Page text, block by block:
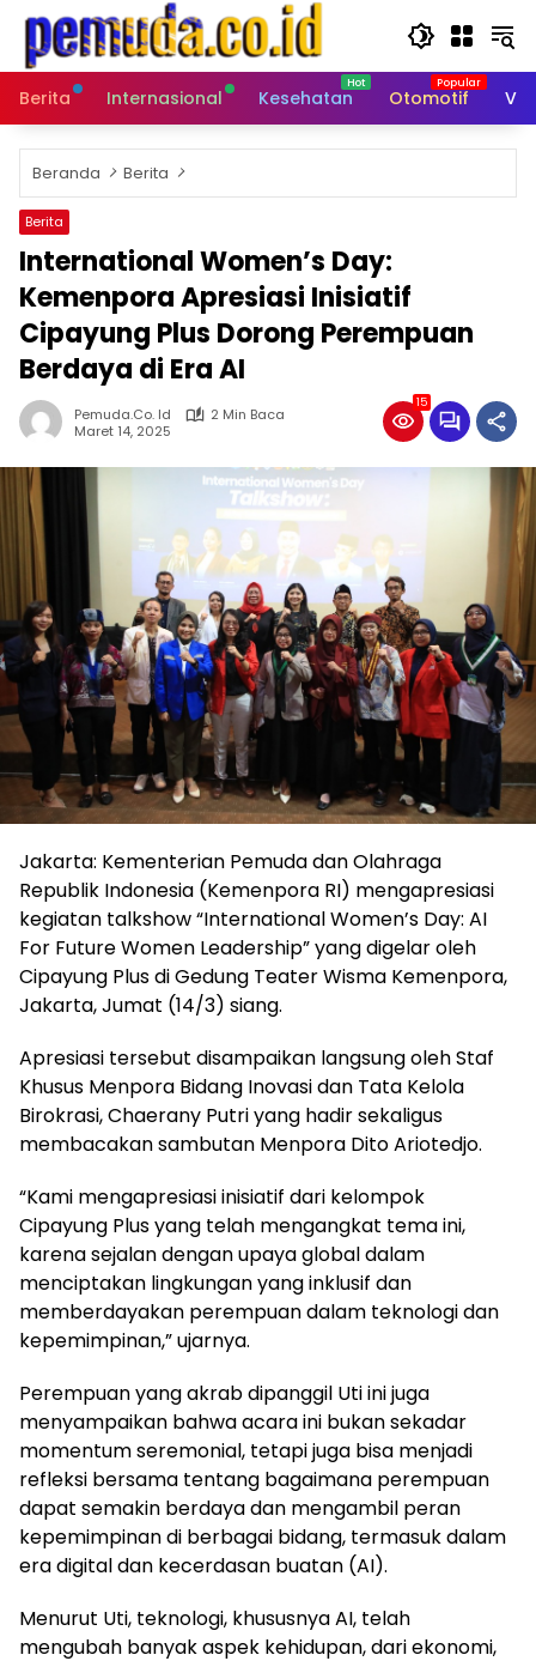
Langsung
konten
Berita
Internasional Kesehatan Otomotif
Beranda Berita
Berita
International Women’s Day:
Kemenpora Apresiasi Inisiatif
Cipayung Plus Dorong Perempuan
Berdaya di Era AI
Pemuda.co. Id
2 Min Baca
Maret 14, 2025
15
Jakarta: Kementerian Pemuda dan Olahraga
Republik Indonesia (Kemenpora RI) mengapresiasi
kegiatan talkshow “International Women’s Day: AI
For Future Women Leadership” yang digelar oleh
Cipayung Plus di Gedung Teater Wisma Kemenpora,
Jakarta, Jumat (14/3) siang.
Apresiasi tersebut disampaikan langsung oleh Staf
Khusus Menpora Bidang Inovasi dan Tata Kelola
Birokrasi, Chaerany Putri yang hadir sekaligus
membacakan sambutan Menpora Dito Ariotedjo.
“Kami mengapresiasi inisiatif dari kelompok
Cipayung Plus yang telah mengangkat tema ini,
karena sejalan dengan upaya global dalam
menciptakan lingkungan yang inklusif dan
memberdayakan perempuan dalam teknologi dan
kepemimpinan,” ujarnya.
Perempuan yang akrab dipanggil Uti ini juga
menyampaikan bahwa acara ini bukan sekadar
momentum seremonial, tetapi juga bisa menjadi
refleksi bersama tentang bagaimana perempuan
dapat semakin berdaya dan mengambil peran
kepemimpinan di berbagai bidang, termasuk dalam
era digital dan kecerdasan buatan (AI).
Menurut Uti, teknologi, khususnya AI, telah
mengubah banyak aspek kehidupan, dari ekonomi,